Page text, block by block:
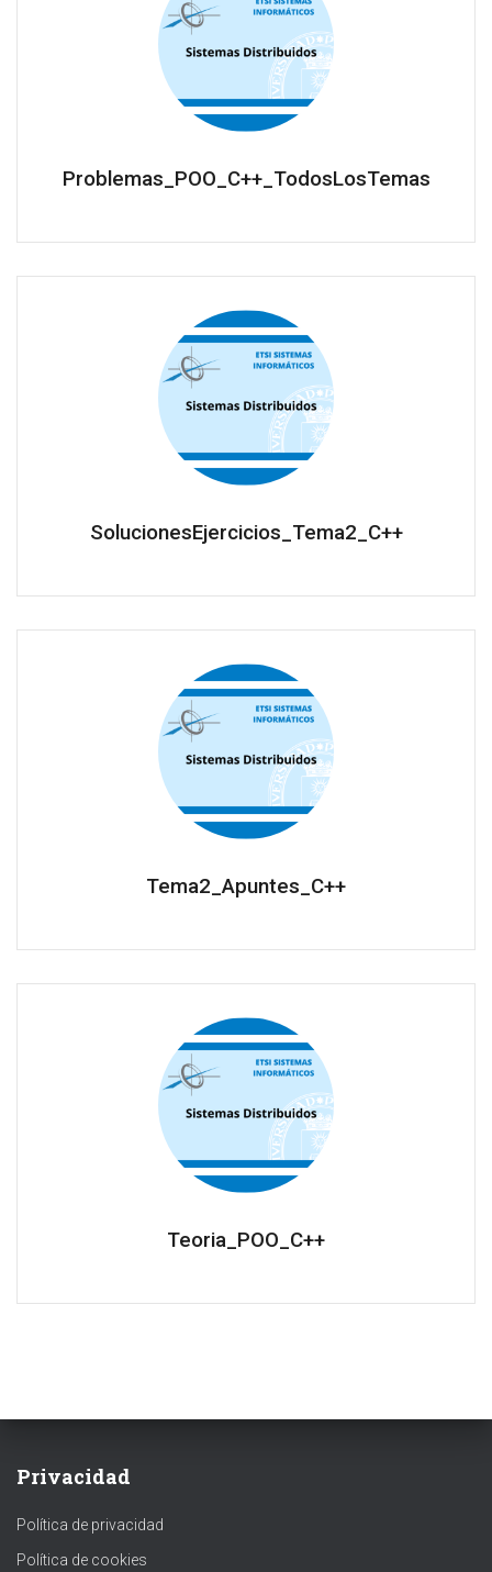
Problemas_POO_C++_TodosLosTemas
SolucionesEjercicios_Tema2_C++
Tema2_Apuntes_C++
Teoria_POO_C++
Privacidad
Política de privacidad
Política de cookies